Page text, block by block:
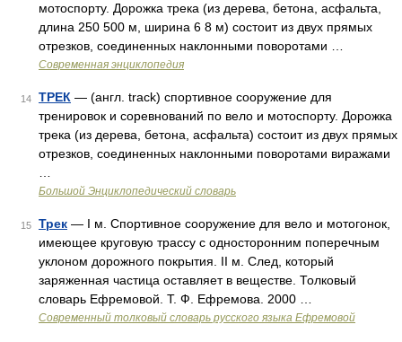
мотоспорту. Дорожка трека (из дерева, бетона, асфальта,
длина 250 500 м, ширина 6 8 м) состоит из двух прямых
отрезков, соединенных наклонными поворотами …
Современная энциклопедия
14 ТРЕК — (англ. traсk) спортивное сооружение для
тренировок и соревнований по вело и мотоспорту. Дорожка
трека (из дерева, бетона, асфальта) состоит из двух прямых
отрезков, соединенных наклонными поворотами виражами
Большой Энциклопедический словарь
15 Трек — I м. Спортивное сооружение для вело и мотогонок,
имеющее круговую трассу с односторонним поперечным
уклоном дорожного покрытия. II м. След, который
заряженная частица оставляет в веществе. Толковый
словарь Ефремовой. Т. Ф. Ефремова. 2000 …
Современный толковый словарь русского языка Ефремовой